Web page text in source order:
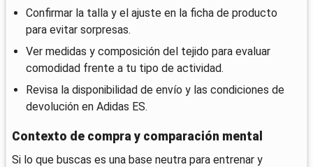
Confirmar la talla y el ajuste en la ficha de producto
para evitar sorpresas.
Ver medidas y composición del tejido para evaluar
comodidad frente a tu tipo de actividad.
Revisa la disponibilidad de envío y las condiciones de
devolución en Adidas ES.
Contexto de compra y comparación mental
Si lo que buscas es una base neutra para entrenar y